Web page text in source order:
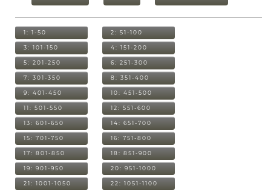
1: 1-50 2: 51-100
3: 101-150 4: 151-200
5: 201-250 6: 251-300
7: 301-350 8: 351-400
9: 401-450 10: 451-500
11: 501-550 12: 551-600
13: 601-650 14: 651-700
15: 701-750 16: 751-800
17: 801-850 18: 851-900
19: 901-950 20: 951-1000
21: 1001-1050 22: 1051-1100